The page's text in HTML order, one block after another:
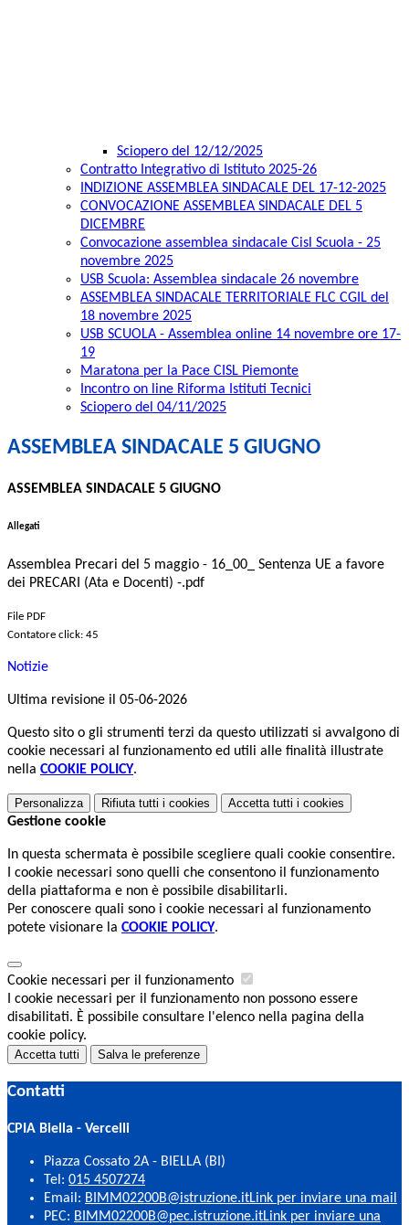
Sciopero del 12/12/2025
Contratto Integrativo di Istituto 2025-26
INDIZIONE ASSEMBLEA SINDACALE DEL 17-12-2025
CONVOCAZIONE ASSEMBLEA SINDACALE DEL 5
DICEMBRE
Convocazione assemblea sindacale Cisl Scuola - 25
novembre 2025
USB Scuola: Assemblea sindacale 26 novembre
ASSEMBLEA SINDACALE TERRITORIALE FLC CGIL del
18 novembre 2025
USB SCUOLA - Assemblea online 14 novembre ore 17-
19
Maratona per la Pace CISL Piemonte
Incontro on line Riforma Istituti Tecnici
Sciopero del 04/11/2025
ASSEMBLEA SINDACALE 5 GIUGNO
ASSEMBLEA SINDACALE 5 GIUGNO
Allegati
Assemblea Precari del 5 maggio - 16_00_ Sentenza UE a favore
dei PRECARI (Ata e Docenti) -.pdf
File PDF
Contatore click: 45
Notizie
Ultima revisione il 05-06-2026
Questo sito o gli strumenti terzi da questo utilizzati si avvalgono di
cookie necessari al funzionamento ed utili alle finalità illustrate
nella COOKIE POLICY.
Personalizza Rifiuta tutti i cookies Accetta tutti i cookies
Gestione cookie
In questa schermata è possibile scegliere quali cookie consentire.
I cookie necessari sono quelli che consentono il funzionamento
della piattaforma e non è possibile disabilitarli.
Per conoscere quali sono i cookie necessari al funzionamento
potete visionare la COOKIE POLICY.
Cookie necessari per il funzionamento
I cookie necessari per il funzionamento non possono essere
disabilitati. È possibile consultare l'elenco nella pagina della
cookie policy.
Accetta tutti Salva le preferenze
Contatti
CPIA Biella - Vercelli
Piazza Cossato 2A - BIELLA (BI)
Tel: 015 4507274
Email: BIMM02200B@istruzione.itLink per inviare una mail
PEC: BIMM02200B@pec.istruzione.itLink per inviare una